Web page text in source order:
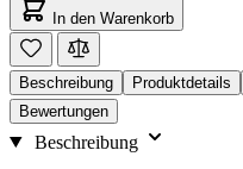
In den Warenkorb
Beschreibung Produktdetails
Bewertungen
Beschreibung